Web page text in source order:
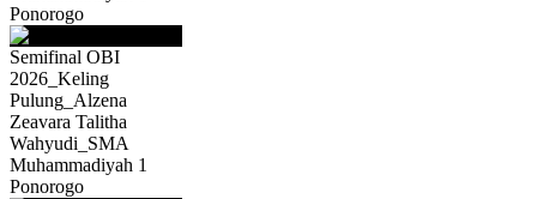
Ponorogo
Semifinal OBI
2026_Keling
Pulung_Alzena
Zeavara Talitha
Wahyudi_SMA
Muhammadiyah 1
Ponorogo